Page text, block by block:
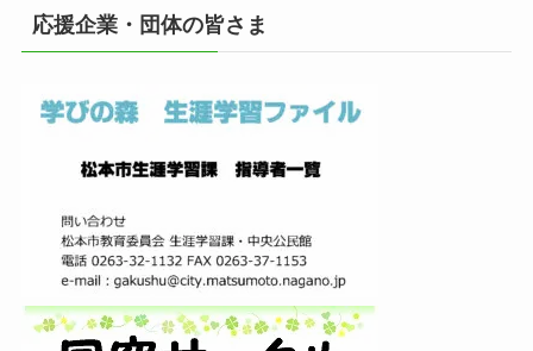
イ
ブ
応援企業・団体の皆さま